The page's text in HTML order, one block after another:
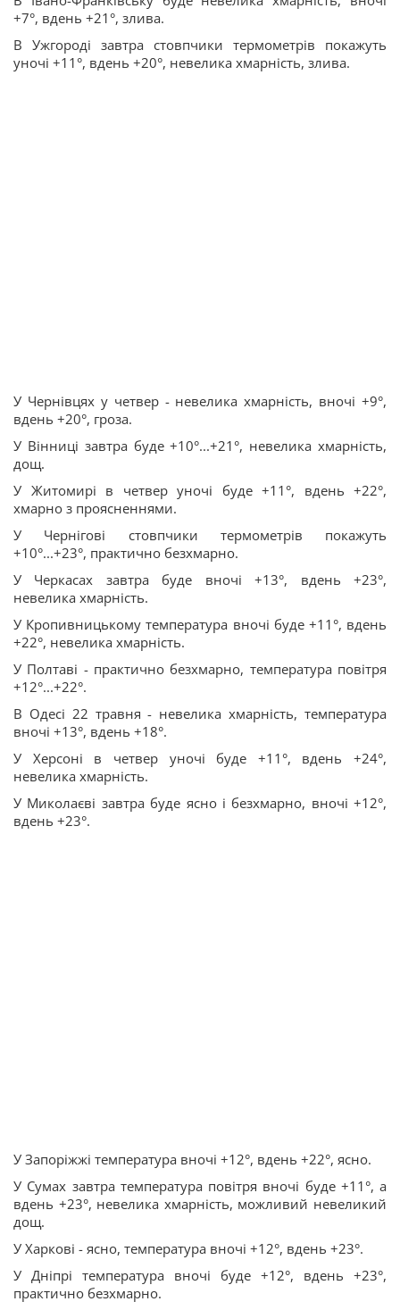
+7°, вдень +21°, злива.
В Ужгороді завтра стовпчики термометрів покажуть
уночі +11°, вдень +20°, невелика хмарність, злива.
У Чернівцях у четвер - невелика хмарність, вночі +9°,
вдень +20°, гроза.
У Вінниці завтра буде +10°...+21°, невелика хмарність,
дощ.
У Житомирі в четвер уночі буде +11°, вдень +22°,
хмарно з проясненнями.
У Чернігові стовпчики термометрів покажуть
+10°...+23°, практично безхмарно.
У Черкасах завтра буде вночі +13°, вдень +23°,
невелика хмарність.
У Кропивницькому температура вночі буде +11°, вдень
+22°, невелика хмарність.
У Полтаві - практично безхмарно, температура повітря
+12°...+22°.
В Одесі 22 травня - невелика хмарність, температура
вночі +13°, вдень +18°.
У Херсоні в четвер уночі буде +11°, вдень +24°,
невелика хмарність.
У Миколаєві завтра буде ясно і безхмарно, вночі +12°,
вдень +23°.
У Запоріжжі температура вночі +12°, вдень +22°, ясно.
У Сумах завтра температура повітря вночі буде +11°, а
вдень +23°, невелика хмарність, можливий невеликий
дощ.
У Харкові - ясно, температура вночі +12°, вдень +23°.
У Дніпрі температура вночі буде +12°, вдень +23°,
практично безхмарно.